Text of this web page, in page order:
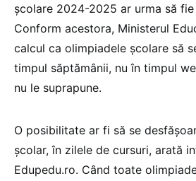
școlare 2024-2025 ar urma să
Conform acestora, Ministerul
calcul ca olimpiadele școlare să
timpul săptămânii, nu în timpul
nu le suprapune.
O posibilitate ar fi să se
școlar, în zilele de cursuri, arată
Edupedu.ro. Când toate